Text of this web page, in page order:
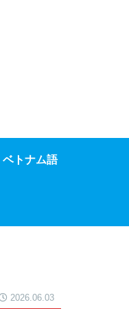
ベトナム語
2026.06.03